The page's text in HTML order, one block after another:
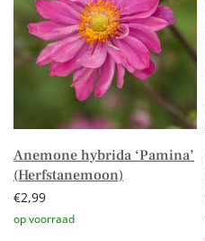
Anemone hybrida ‘Pamina’
(Herfstanemoon)
€2,99